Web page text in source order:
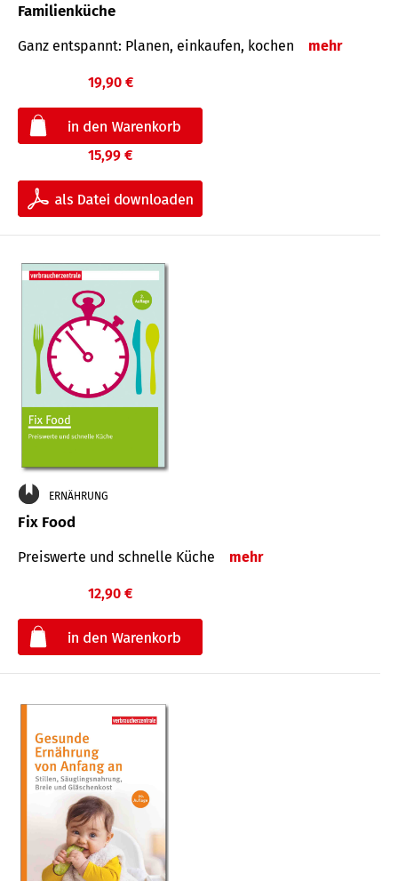
Familienküche
Ganz entspannt: Planen, einkaufen, kochen mehr
19,90 €
15,99 €
ERNÄHRUNG
Fix Food
Preiswerte und schnelle Küche mehr
12,90 €